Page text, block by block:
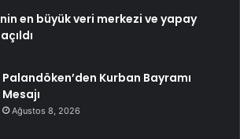
en büyük veri merkezi ve yapay
Palandöken’den Kurban Bayramı
Mesajı
Ağustos 8, 2026